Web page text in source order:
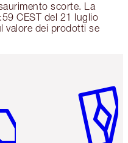
scorte. La
CEST del 21 luglio
valore dei prodotti se